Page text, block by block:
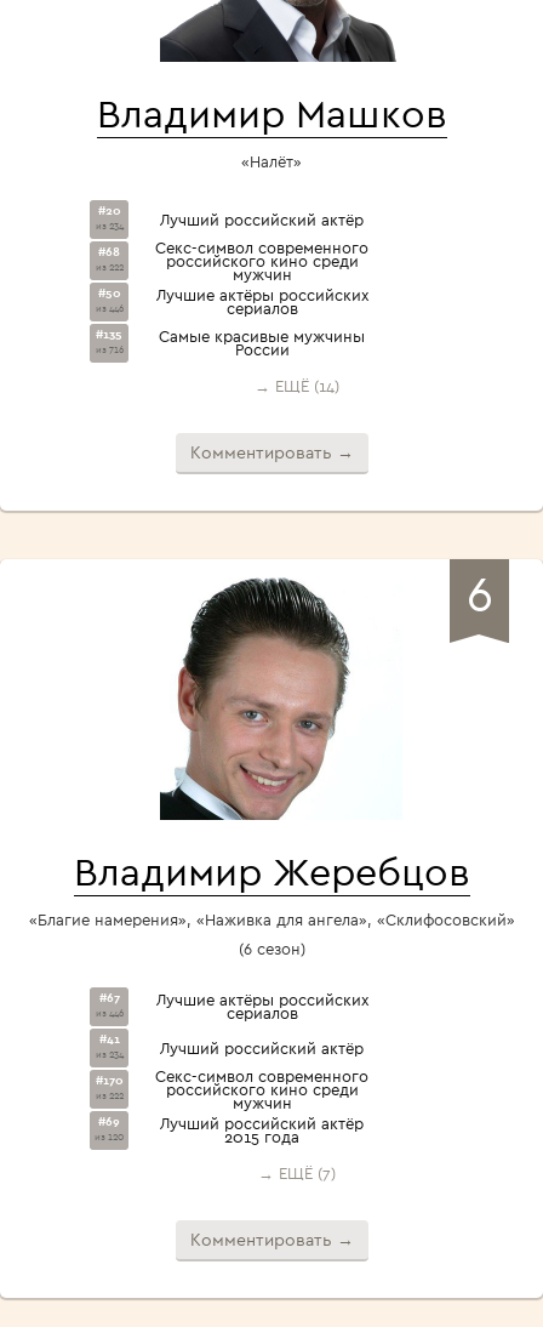
Владимир Машков
«Налёт»
#20
из 234 Лучший российский актёр
#68
из 222
Секс-символ современного
российского кино среди
мужчин
#50
из 446
Лучшие актёры российских
сериалов
#135
из 716
Самые красивые мужчины
России
→ ЕЩЁ (14)
Комментировать →
6
Владимир Жеребцов
«Благие намерения», «Наживка для ангела», «Склифосовский»
(6 сезон)
#67
из 446
Лучшие актёры российских
сериалов
#41
из 234 Лучший российский актёр
#170
из 222
Секс-символ современного
российского кино среди
мужчин
#69
из 120
Лучший российский актёр
2015 года
→ ЕЩЁ (7)
Комментировать →